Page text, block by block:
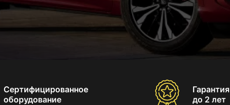
Сертифицированное
оборудование
Гарантия
до 2 лет